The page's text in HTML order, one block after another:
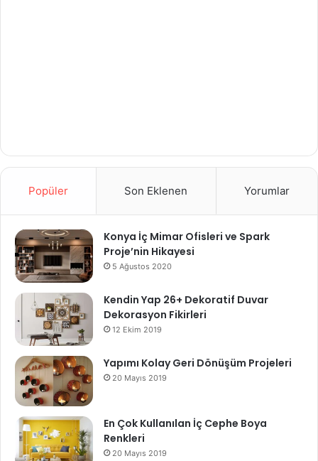
Popüler Son Eklenen Yorumlar
Konya İç Mimar Ofisleri ve Spark
Proje’nin Hikayesi
5 Ağustos 2020
Kendin Yap 26+ Dekoratif Duvar
Dekorasyon Fikirleri
12 Ekim 2019
Yapımı Kolay Geri Dönüşüm Projeleri
20 Mayıs 2019
En Çok Kullanılan İç Cephe Boya
Renkleri
20 Mayıs 2019